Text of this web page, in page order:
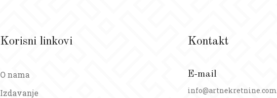
Korisni linkovi
O nama
Izdavanje
Kontakt
E-mail
info@artnekretnine.com